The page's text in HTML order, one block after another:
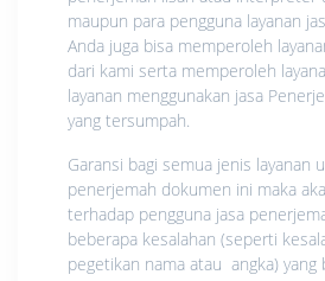
maupun para pengguna layanan
Anda juga bisa memperoleh
dari kami serta memperoleh
layanan menggunakan jasa
yang tersumpah.
Garansi bagi semua jenis layanan
penerjemah dokumen ini maka
terhadap pengguna jasa
beberapa kesalahan (seperti
pegetikan nama atau angka) yang